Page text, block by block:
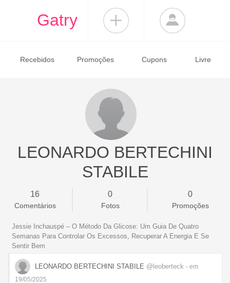
Gatry
Recebidos Promoções Cupons Livre
LEONARDO BERTECHINI
STABILE
16
Comentários
0
Fotos
0
Promoções
Jessie Inchauspé – O Método Da Glicose: Um Guia De Quatro
Semanas Para Controlar Os Excessos, Recuperar A Energia E Se
Sentir Bem
LEONARDO BERTECHINI STABILE @leoberteck - em
19/05/2025